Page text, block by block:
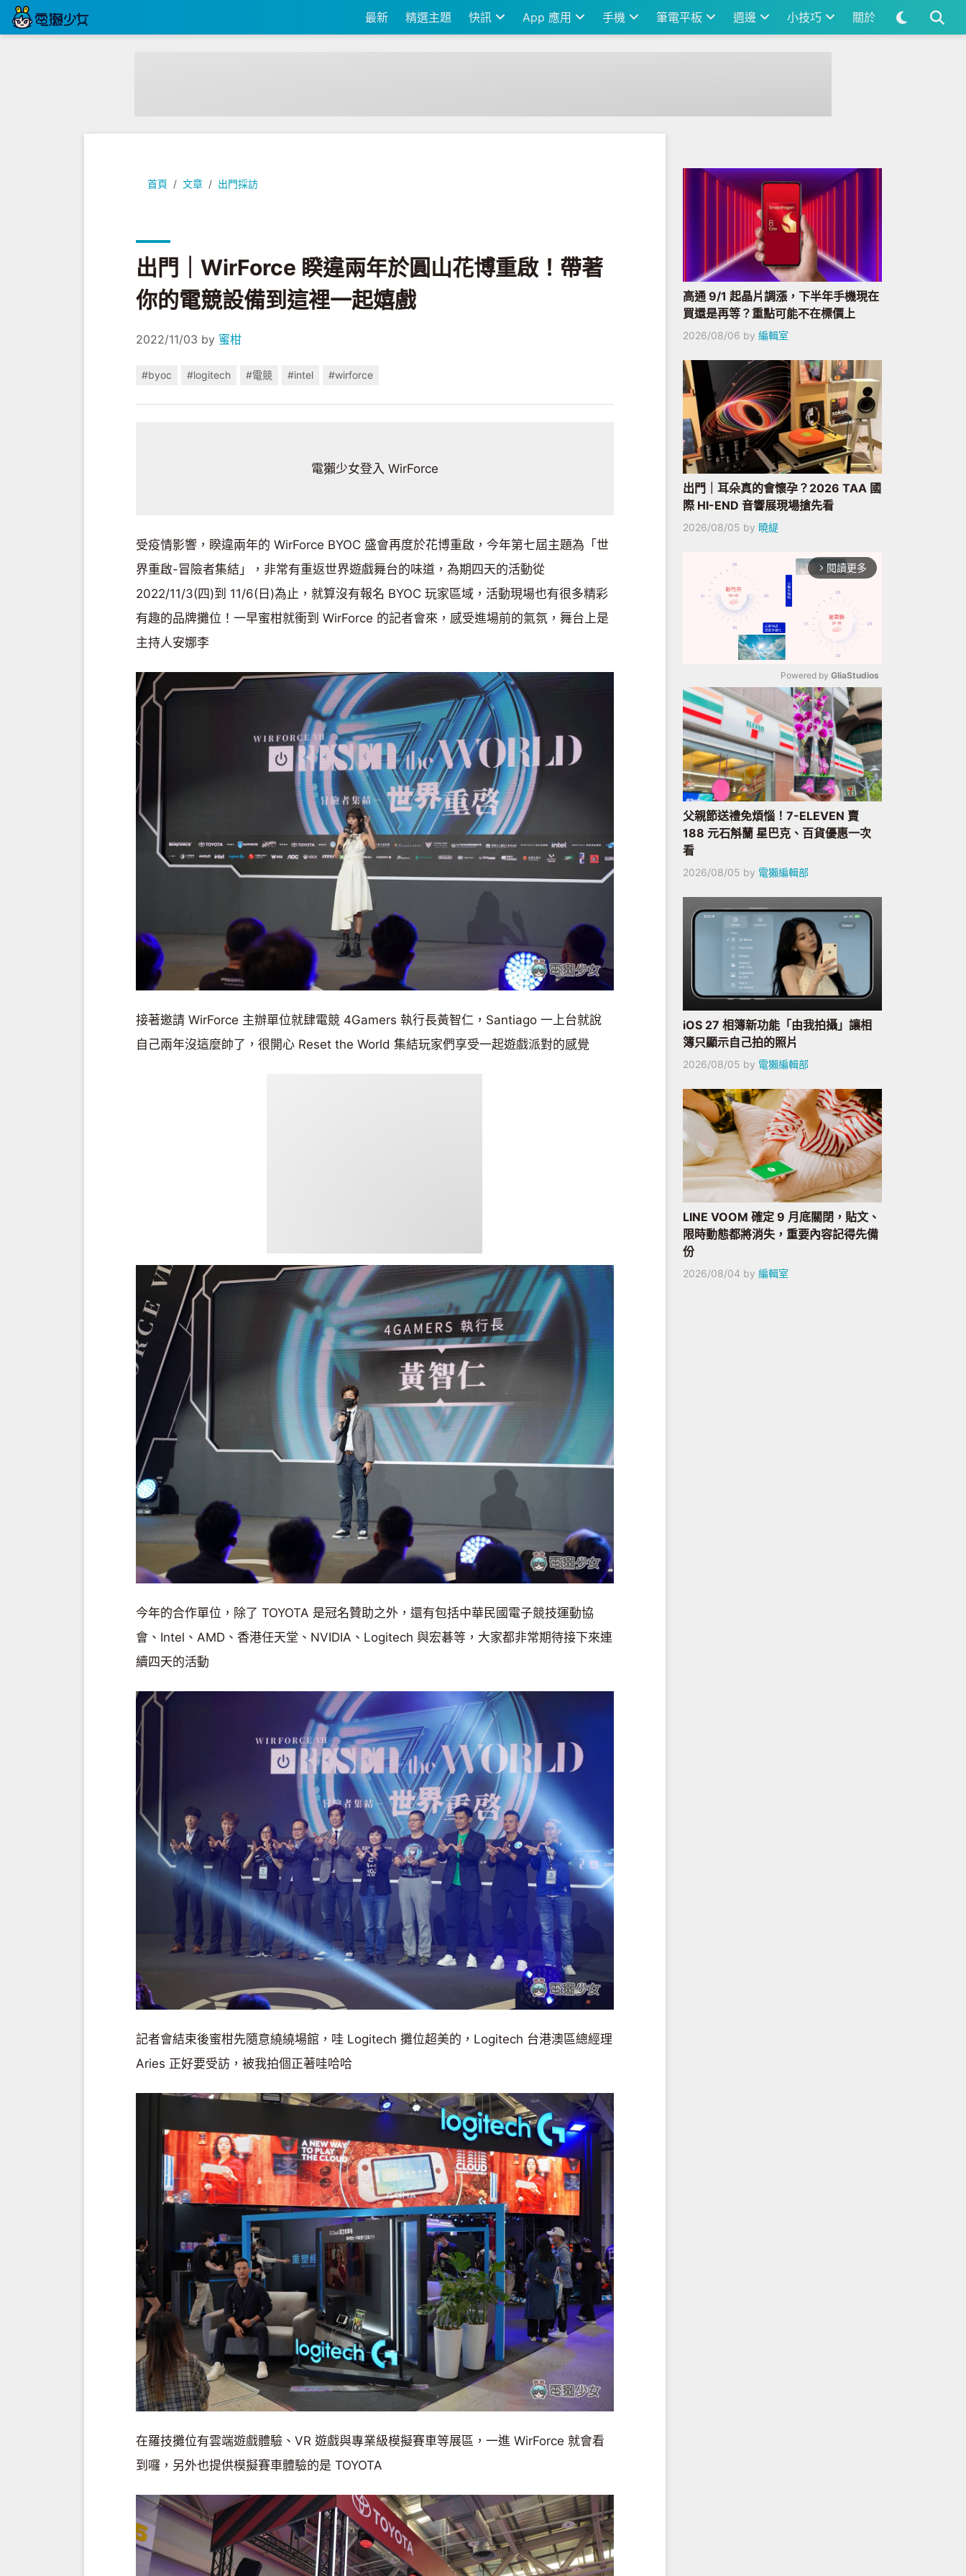
最新 精選主題 快訊 App 應用 手機 筆電平板 週邊 小技巧 關於
首頁 文章 出門採訪
出門｜WirForce 睽違兩年於圓山花博重啟！帶著你的電競設備到這裡一起嬉戲
出門｜WirForce 睽違兩年於圓山花博重啟！帶著
你的電競設備到這裡一起嬉戲
2022/11/03 by 蜜柑
#byoc #logitech #電競 #intel #wirforce
電獺少女登入 WirForce
受疫情影響，睽違兩年的 WirForce BYOC 盛會再度於花博重啟，今年第七屆主題為「世
界重啟-冒險者集結」，非常有重返世界遊戲舞台的味道，為期四天的活動從
2022/11/3(四)到 11/6(日)為止，就算沒有報名 BYOC 玩家區域，活動現場也有很多精彩
有趣的品牌攤位！一早蜜柑就衝到 WirForce 的記者會來，感受進場前的氣氛，舞台上是
主持人安娜李
接著邀請 WirForce 主辦單位就肆電競 4Gamers 執行長黃智仁，Santiago 一上台就說
自己兩年沒這麼帥了，很開心 Reset the World 集結玩家們享受一起遊戲派對的感覺
今年的合作單位，除了 TOYOTA 是冠名贊助之外，還有包括中華民國電子競技運動協
會、Intel、AMD、香港任天堂、NVIDIA、Logitech 與宏碁等，大家都非常期待接下來連
續四天的活動
記者會結束後蜜柑先隨意繞繞場館，哇 Logitech 攤位超美的，Logitech 台港澳區總經理
Aries 正好要受訪，被我拍個正著哇哈哈
在羅技攤位有雲端遊戲體驗、VR 遊戲與專業級模擬賽車等展區，一進 WirForce 就會看
到囉，另外也提供模擬賽車體驗的是 TOYOTA
高通 9/1 起晶片調漲，下半年手機現在
買還是再等？重點可能不在標價上
2026/08/06 by 編輯室
出門｜耳朵真的會懷孕？2026 TAA 國
際 HI-END 音響展現場搶先看
2026/08/05 by 曉緹
arrow_forward_ios 閱讀更多
Mute
Powered by GliaStudios
父親節送禮免煩惱！7-ELEVEN 賣
188 元石斛蘭 星巴克、百貨優惠一次
看
2026/08/05 by 電獺編輯部
iOS 27 相簿新功能「由我拍攝」讓相
簿只顯示自己拍的照片
2026/08/05 by 電獺編輯部
LINE VOOM 確定 9 月底關閉，貼文、
限時動態都將消失，重要內容記得先備
份
2026/08/04 by 編輯室